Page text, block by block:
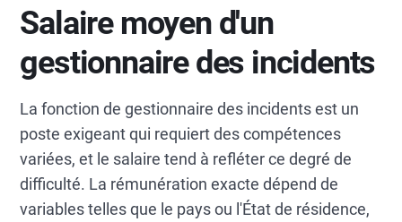
Salaire moyen d'un
gestionnaire des incidents
La fonction de gestionnaire des incidents est un
poste exigeant qui requiert des compétences
variées, et le salaire tend à refléter ce degré de
difficulté. La rémunération exacte dépend de
variables telles que le pays ou l'État de résidence,